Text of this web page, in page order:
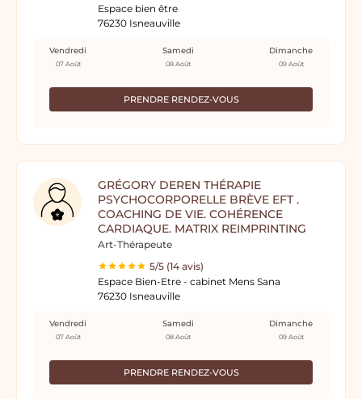
Espace bien être
76230 Isneauville
PRENDRE RENDEZ-VOUS
Vendredi
07 Août
Samedi
08 Août
Dimanche
09 Août
GRÉGORY DEREN THÉRAPIE
PSYCHOCORPORELLE BRÈVE EFT .
COACHING DE VIE. COHÉRENCE
CARDIAQUE. MATRIX REIMPRINTING
Art-Thérapeute
5/5 (14 avis)
Espace Bien-Etre - cabinet Mens Sana
76230 Isneauville
PRENDRE RENDEZ-VOUS
Vendredi
07 Août
Samedi
08 Août
Dimanche
09 Août